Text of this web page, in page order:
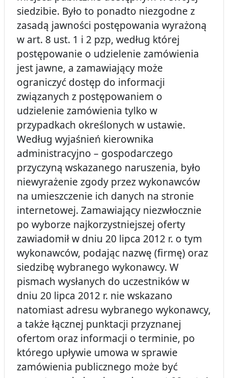
siedzibie. Było to ponadto niezgodne z
zasadą jawności postępowania wyrażoną
w art. 8 ust. 1 i 2 pzp, według której
postępowanie o udzielenie zamówienia
jest jawne, a zamawiający może
ograniczyć dostęp do informacji
związanych z postępowaniem o
udzielenie zamówienia tylko w
przypadkach określonych w ustawie.
Według wyjaśnień kierownika
administracyjno – gospodarczego
przyczyną wskazanego naruszenia, było
niewyrażenie zgody przez wykonawców
na umieszczenie ich danych na stronie
internetowej. Zamawiający niezwłocznie
po wyborze najkorzystniejszej oferty
zawiadomił w dniu 20 lipca 2012 r. o tym
wykonawców, podając nazwę (firmę) oraz
siedzibę wybranego wykonawcy. W
pismach wysłanych do uczestników w
dniu 20 lipca 2012 r. nie wskazano
natomiast adresu wybranego wykonawcy,
a także łącznej punktacji przyznanej
ofertom oraz informacji o terminie, po
którego upływie umowa w sprawie
zamówienia publicznego może być